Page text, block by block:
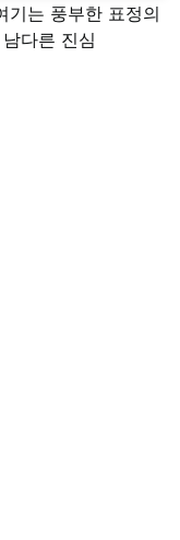
기는 풍부한 표정의
다른 진심